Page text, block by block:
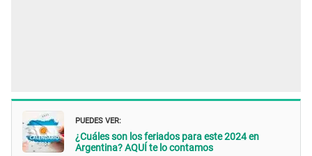
PUEDES VER:
¿Cuáles son los feriados para este 2024 en
Argentina? AQUÍ te lo contamos